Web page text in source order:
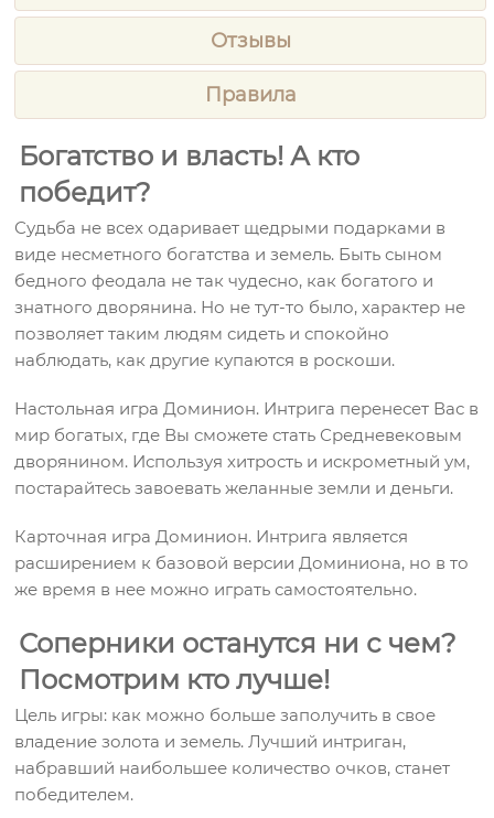
Отзывы
Правила
Богатство и власть! А кто
победит?
Судьба не всех одаривает щедрыми подарками в
виде несметного богатства и земель. Быть сыном
бедного феодала не так чудесно, как богатого и
знатного дворянина. Но не тут-то было, характер не
позволяет таким людям сидеть и спокойно
наблюдать, как другие купаются в роскоши.
Настольная игра Доминион. Интрига перенесет Вас в
мир богатых, где Вы сможете стать Средневековым
дворянином. Используя хитрость и искрометный ум,
постарайтесь завоевать желанные земли и деньги.
Карточная игра Доминион. Интрига является
расширением к базовой версии Доминиона, но в то
же время в нее можно играть самостоятельно.
Соперники останутся ни с чем?
Посмотрим кто лучше!
Цель игры: как можно больше заполучить в свое
владение золота и земель. Лучший интриган,
набравший наибольшее количество очков, станет
победителем.